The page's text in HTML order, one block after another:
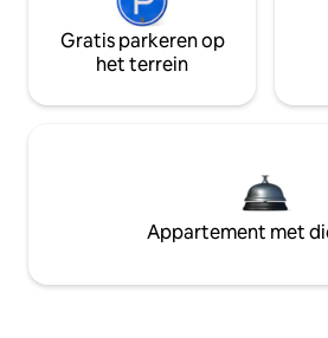
Gratis parkeren op
het terrein
Appartement met